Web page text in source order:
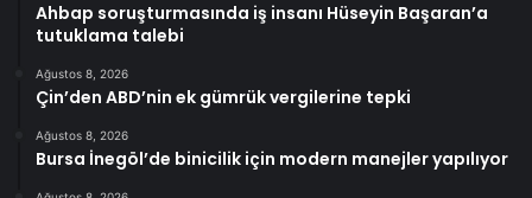
Ahbap soruşturmasında iş insanı Hüseyin Başaran’a
tutuklama talebi
Ağustos 8, 2026
Çin’den ABD’nin ek gümrük vergilerine tepki
Ağustos 8, 2026
Bursa İnegöl’de binicilik için modern manejler yapılıyor